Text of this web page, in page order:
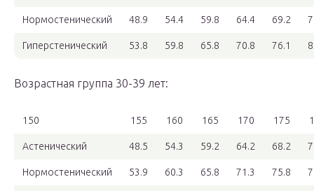
Нормостенический 48.9 54.4 59.8 64.4 69.2
Гиперстенический 53.8 59.8 65.8 70.8 76.1
Возрастная группа 30-39 лет:
150 155 160 165 170 175
Астенический 48.5 54.3 59.2 64.2 68.2
Нормостенический 53.9 60.3 65.8 71.3 75.8